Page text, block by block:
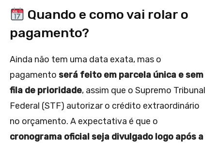
Quando e como vai rolar o
pagamento?
Ainda não tem uma data exata, mas o
pagamento será feito em parcela única e sem
fila de prioridade, assim que o Supremo Tribunal
Federal (STF) autorizar o crédito extraordinário
no orçamento. A expectativa é que o
cronograma oficial seja divulgado logo após a